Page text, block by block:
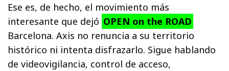
Ese es, de hecho, el movimiento más
interesante que dejó OPEN on the ROAD
Barcelona. Axis no renuncia a su territorio
histórico ni intenta disfrazarlo. Sigue hablando
de videovigilancia, control de acceso,